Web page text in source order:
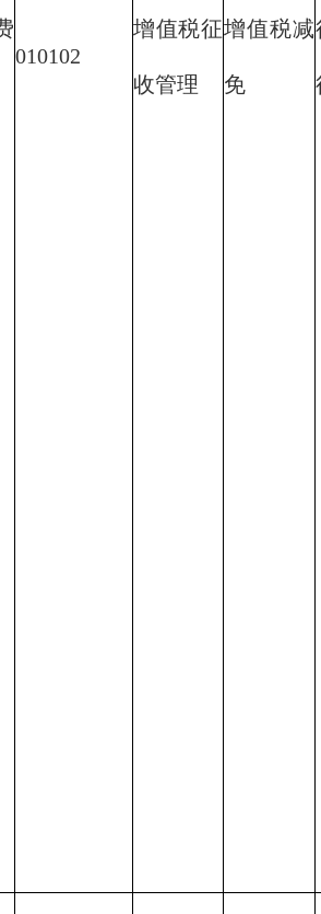
010102
增值税征
收管理
增值税减
免